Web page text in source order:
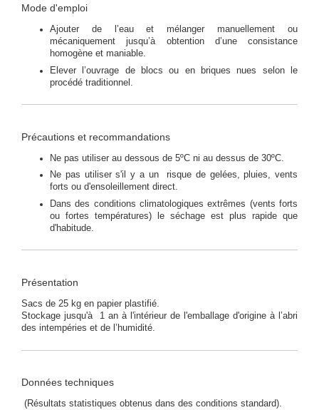
Mode d'emploi
Ajouter de l’eau et mélanger manuellement ou
mécaniquement jusqu’à obtention d’une consistance
homogène et maniable.
Elever l’ouvrage de blocs ou en briques nues selon le
procédé traditionnel.
Précautions et recommandations
Ne pas utiliser au dessous de 5ºC ni au dessus de 30ºC.
Ne pas utiliser s'il y a un risque de gelées, pluies, vents
forts ou d'ensoleillement direct.
Dans des conditions climatologiques extrêmes (vents forts
ou fortes températures) le séchage est plus rapide que
d'habitude.
Présentation
Sacs de 25 kg en papier plastifié.
Stockage jusqu'à 1 an à l'intérieur de l'emballage d'origine à l’abri
des intempéries et de l’humidité.
Données techniques
(Résultats statistiques obtenus dans des conditions standard).